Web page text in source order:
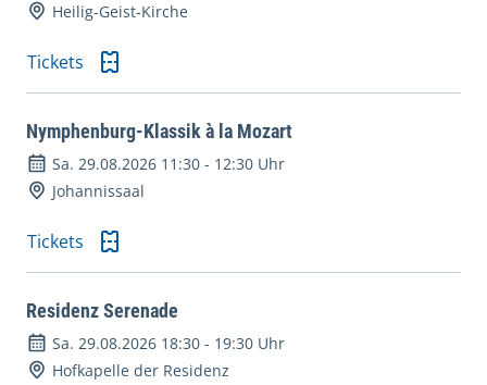
Heilig-Geist-Kirche
Tickets
Nymphenburg-Klassik à la Mozart
Sa. 29.08.2026 11:30 - 12:30 Uhr
Johannissaal
Tickets
Residenz Serenade
Sa. 29.08.2026 18:30 - 19:30 Uhr
Hofkapelle der Residenz